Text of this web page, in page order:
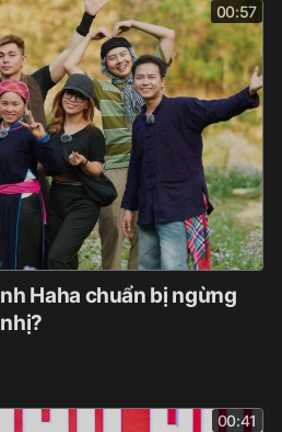
00:57
Haha chuẩn bị ngừng
00:41